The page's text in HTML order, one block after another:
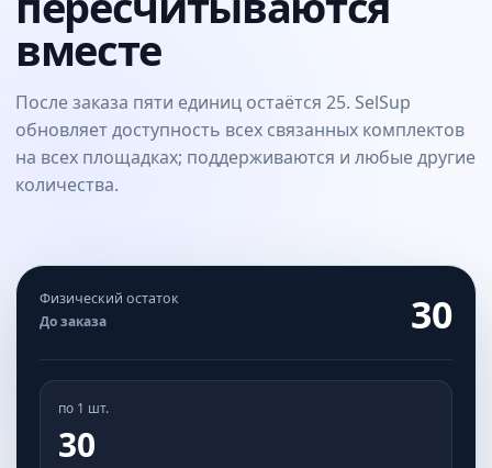
вместе
После заказа пяти единиц остаётся 25. SelSup
обновляет доступность всех связанных комплектов
на всех площадках; поддерживаются и любые другие
количества.
Физический остаток
Заказ −5 · пересчитано
25
по 1 шт.
25